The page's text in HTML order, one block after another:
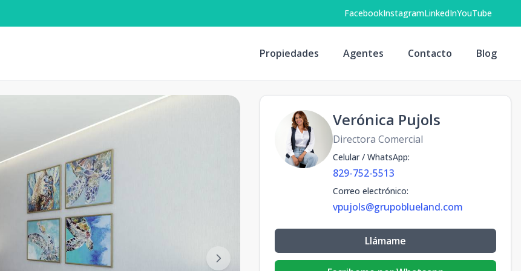
FacebookInstagramLinkedInYouTube
Propiedades Agentes Contacto Blog
Verónica Pujols
Directora Comercial
Celular / WhatsApp:
829-752-5513
Correo electrónico:
vpujols@grupoblueland.com
Llámame